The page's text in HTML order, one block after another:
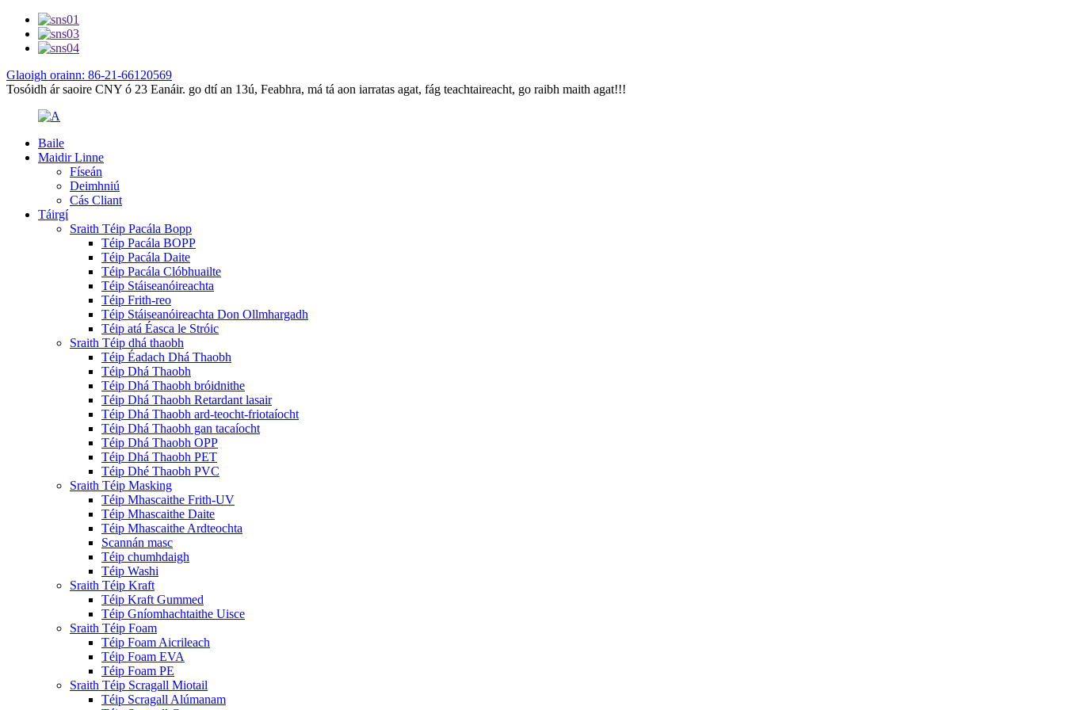
Glaoigh orainn: 86-21-66120569
Tosóidh ár saoire CNY ó 23 Eanáir. go dtí an 13ú, Feabhra, má tá aon iarratas agat, fág teachtaireacht, go raibh maith agat!!!
Baile
Maidir Linne
Físeán
Deimhniú
Cás Cliant
Táirgí
Sraith Téip Pacála Bopp
Téip Pacála BOPP
Téip Pacála Daite
Téip Pacála Clóbhuailte
Téip Stáiseanóireachta
Téip Frith-reo
Téip Stáiseanóireachta Don Ollmhargadh
Téip atá Éasca le Stróic
Sraith Téip dhá thaobh
Téip Éadach Dhá Thaobh
Téip Dhá Thaobh
Téip Dhá Thaobh bróidnithe
Téip Dhá Thaobh Retardant lasair
Téip Dhá Thaobh ard-teocht-friotaíocht
Téip Dhá Thaobh gan tacaíocht
Téip Dhá Thaobh OPP
Téip Dhá Thaobh PET
Téip Dhé Thaobh PVC
Sraith Téip Masking
Téip Mhascaithe Frith-UV
Téip Mhascaithe Daite
Téip Mhascaithe Ardteochta
Scannán masc
Téip chumhdaigh
Téip Washi
Sraith Téip Kraft
Téip Kraft Gummed
Téip Gníomhachtaithe Uisce
Sraith Téip Foam
Téip Foam Aicrileach
Téip Foam EVA
Téip Foam PE
Sraith Téip Scragall Miotail
Téip Scragall Alúmanam